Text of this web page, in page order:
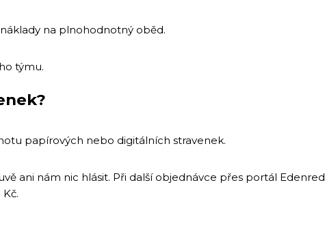
na plnohodnotný oběd.
týmu.
papírových nebo digitálních stravenek.
ani nám nic hlásit. Při další objednávce přes portál Edenred